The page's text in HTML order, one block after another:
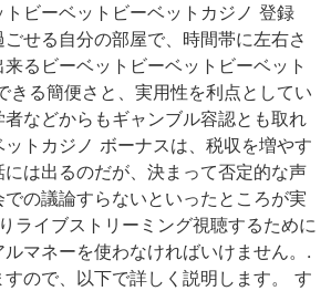
ビーベットビーベットカジノ 登録
せる自分の部屋で、時間帯に左右さ
るビーベットビーベットビーベット
きる簡便さと、実用性を利点としてい
者などからもギャンブル容認とも取れ
トカジノ ボーナスは、税収を増やす
は出るのだが、決まって否定的な声
の議論すらないといったところが実
ライブストリーミング視聴するために
マネーを使わなければいけません。.
ので、以下で詳しく説明します。 す